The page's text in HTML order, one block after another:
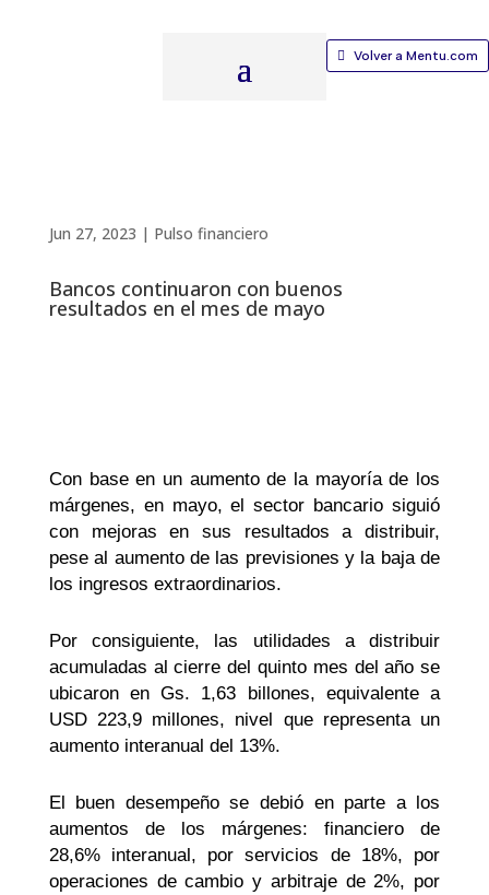
Volver a Mentu.com
Jun 27, 2023 | Pulso financiero
Bancos continuaron con buenos
resultados en el mes de mayo
Con base en un aumento de la mayoría de los
márgenes, en mayo, el sector bancario siguió
con mejoras en sus resultados a distribuir,
pese al aumento de las previsiones y la baja de
los ingresos extraordinarios.
Por consiguiente, las utilidades a distribuir
acumuladas al cierre del quinto mes del año se
ubicaron en Gs. 1,63 billones, equivalente a
USD 223,9 millones, nivel que representa un
aumento interanual del 13%.
El buen desempeño se debió en parte a los
aumentos de los márgenes: financiero de
28,6% interanual, por servicios de 18%, por
operaciones de cambio y arbitraje de 2%, por